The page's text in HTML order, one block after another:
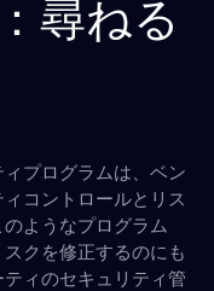
尋ねる
プログラムは、ベン
コントロールとリス
ようなプログラム
クを修正するのにも
ィのセキュリティ管